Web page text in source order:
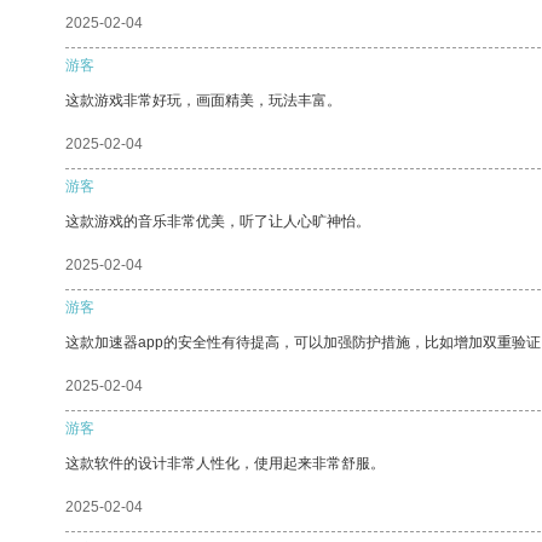
2025-02-04
游客
这款游戏非常好玩，画面精美，玩法丰富。
2025-02-04
游客
这款游戏的音乐非常优美，听了让人心旷神怡。
2025-02-04
游客
这款加速器app的安全性有待提高，可以加强防护措施，比如增加双重验
2025-02-04
游客
这款软件的设计非常人性化，使用起来非常舒服。
2025-02-04